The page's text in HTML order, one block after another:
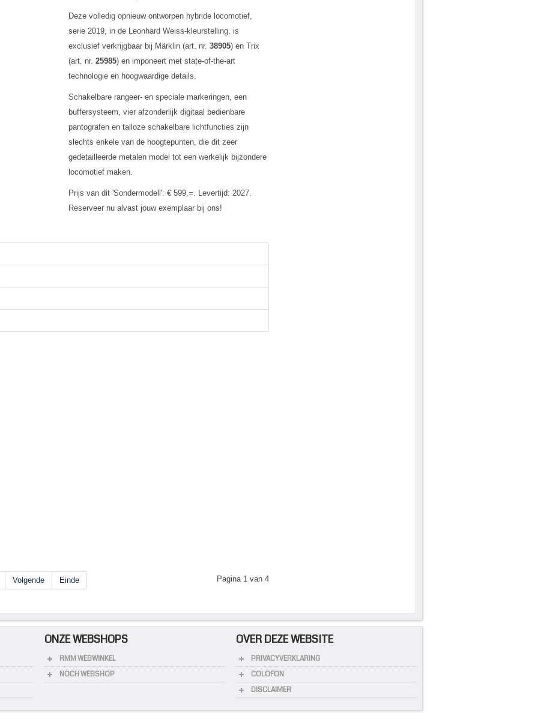
Deze volledig opnieuw ontworpen hybride locomotief,
serie 2019, in de Leonhard Weiss-kleurstelling, is
exclusief verkrijgbaar bij Märklin (art. nr.38905) en Trix
(art. nr.25985) en imponeert met state-of-the-art
technologie en hoogwaardige details.
Schakelbare rangeer- en speciale markeringen, een
buffersysteem, vier afzonderlijk digitaal bedienbare
pantografen en talloze schakelbare lichtfuncties zijn
slechts enkele van de hoogtepunten, die dit zeer
gedetailleerde metalen model tot een werkelijk bijzondere
locomotief maken.
Prijs van dit 'Sondermodell': € 599,=. Levertijd: 2027.
Reserveer nu alvast jouw exemplaar bij ons!
Pagina 1 van 4
Volgende Einde
ONZE WEBSHOPS
RMM WEBWINKEL
NOCH WEBSHOP
OVER DEZE WEBSITE
PRIVACYVERKLARING
COLOFON
DISCLAIMER